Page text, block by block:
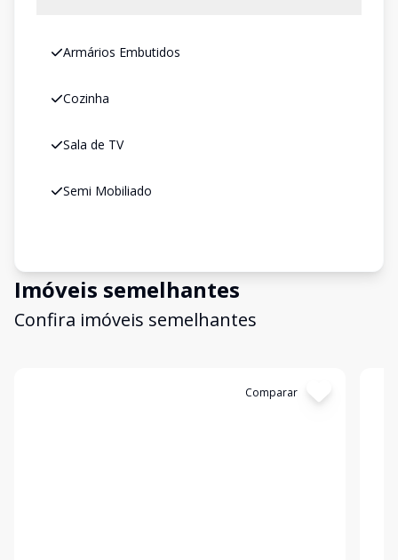
Armários Embutidos
Cozinha
Sala de TV
Semi Mobiliado
Imóveis semelhantes
Confira imóveis semelhantes
Comparar